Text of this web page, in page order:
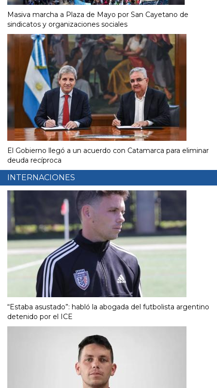
Masiva marcha a Plaza de Mayo por San Cayetano de
sindicatos y organizaciones sociales
El Gobierno llegó a un acuerdo con Catamarca para eliminar
deuda recíproca
INTERNACIONES
“Estaba asustado”: habló la abogada del futbolista argentino
detenido por el ICE